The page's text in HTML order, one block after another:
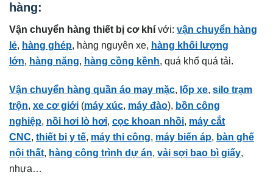
hàng:
Vận chuyển hàng thiết bị cơ khívới: vận chuyển hàng
lẻ, hàng ghép, hàng nguyên xe, hàng khối lượng
lớn, hàng nặng, hàng cồng kềnh, quá khổ quá tải.
Vận chuyển hàng quần áo may mặc, lốp xe, silo trạm
trộn, xe cơ giới (máy xúc, máy đào), bồn công
nghiệp, nồi hơi lò hơi, cọc khoan nhồi, máy cắt
CNC, thiết bị y tế, máy thi công, máy biến áp, bàn ghế
nội thất, hàng công trình dự án, vải sợi bao bì giấy,
nhựa…